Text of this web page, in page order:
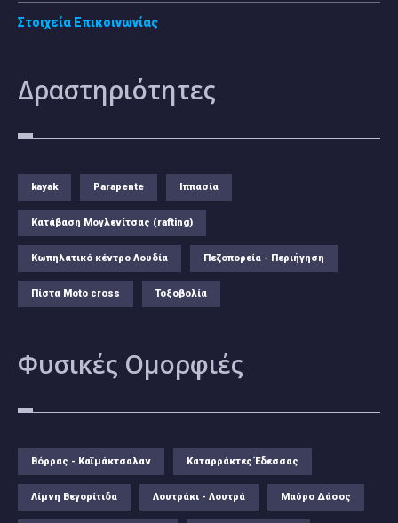
Στοιχεία Επικοινωνίας
Δραστηριότητες
kayak Parapente Ιππασία
Κατάβαση Μογλενίτσας (rafting)
Κωπηλατικό κέντρο Λουδία Πεζοπορεία - Περιήγηση
Πίστα Moto cross Τοξοβολία
Φυσικές Ομορφιές
Βόρρας - Καϊμάκτσαλαν Καταρράκτες Έδεσσας
Λίμνη Βεγορίτιδα Λουτράκι - Λουτρά Μαύρο Δάσος